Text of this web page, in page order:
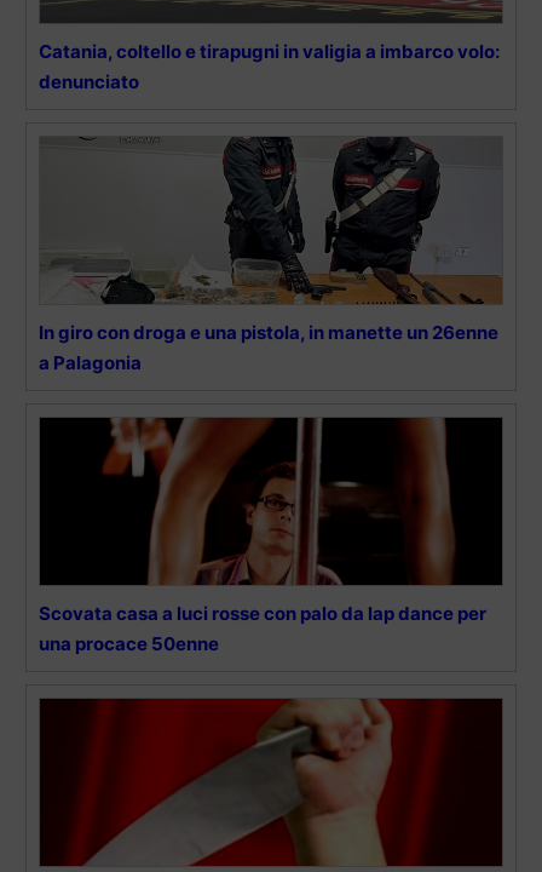
Catania, coltello e tirapugni in valigia a imbarco volo:
denunciato
In giro con droga e una pistola, in manette un 26enne
a Palagonia
Scovata casa a luci rosse con palo da lap dance per
una procace 50enne